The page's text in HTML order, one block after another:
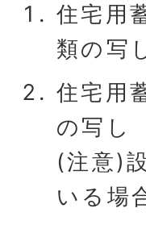
住宅用
類の写
住宅用
の写し
(注意)
いる場